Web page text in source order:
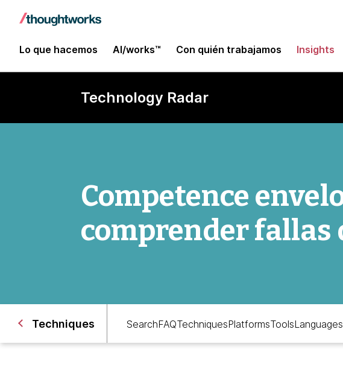
Lo que hacemos AI/works™ Con quién trabajamos Insights
Technology Radar
Competence
comprender fallas
Techniques SearchFAQTechniquesPlatformsTools